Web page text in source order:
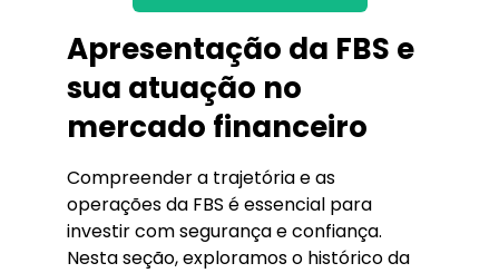
Apresentação da FBS e
sua atuação no
mercado financeiro
Compreender a trajetória e as
operações da FBS é essencial para
investir com segurança e confiança.
Nesta seção, exploramos o histórico da